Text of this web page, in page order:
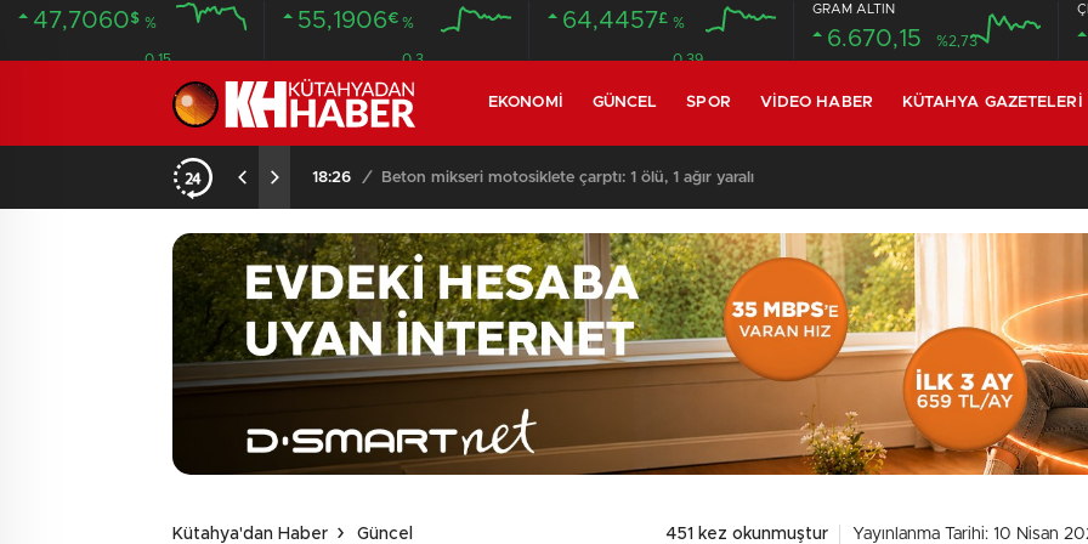
47,7060$ %
0.15
55,1906€ %
0.3
64,4457£ %
0.39
GRAM ALTIN
6.670,15 %2,73
EKONOMI GÜNCEL SPOR VIDEO HABER KÜTAHYA GAZETELERI
18:26 / Beton mikseri motosiklete çarptı: 1 ölü, 1 ağır yaralı
Kütahya'dan Haber Güncel 451 kez okunmuştur Yayınlanma Tarihi: 10 Nisan